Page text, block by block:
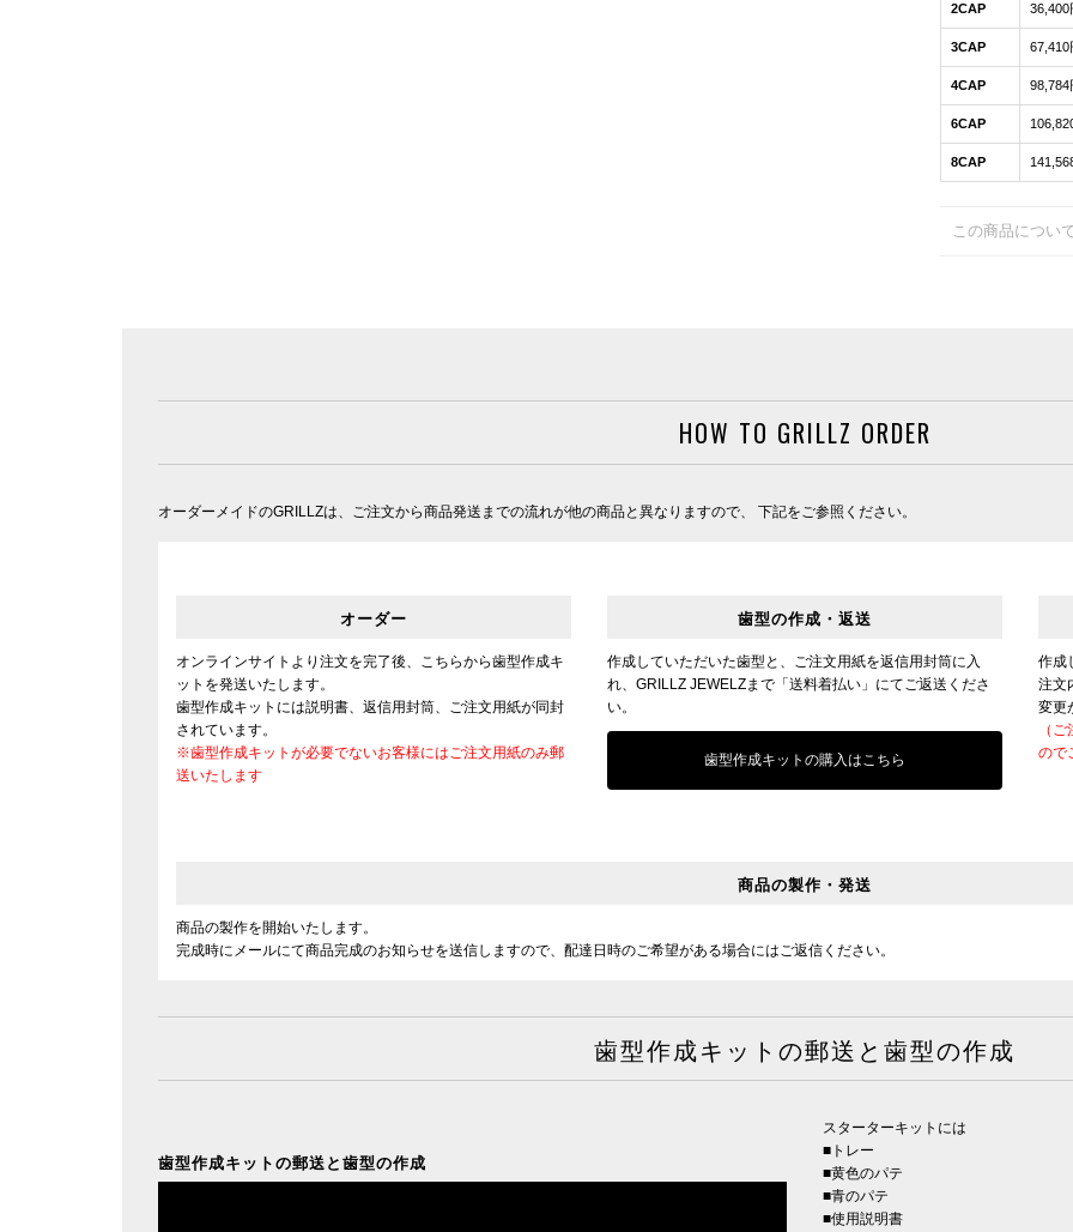
2CAP 36,400
3CAP 67,410
4CAP 98,784
6CAP
8CAP
この商品につい
HOW TO GRILLZ ORDER
オーダーメイドのGRILLZは、ご注文から商品発送までの流れが他の商品と異なりますので、 下記をご参照ください。
オーダー
オンラインサイトより注文を完了後、こちらから歯型作成キ
ットを発送いたします。
歯型作成キットには説明書、返信用封筒、ご注文用紙が同封
されています。
※歯型作成キットが必要でないお客様にはご注文用紙のみ郵
送いたします
歯型の作成・返送
作成していただいた歯型と、ご注文用紙を返信用封筒に入
れ、GRILLZ JEWELZまで「送料着払い」にてご返送くださ
い。
歯型作成キットの購入はこちら
作成
注文
変更
（
ので
商品の製作・発送
商品の製作を開始いたします。
完成時にメールにて商品完成のお知らせを送信しますので、配達日時のご希望がある場合にはご返信ください。
歯型作成キットの郵送と歯型の作成
歯型作成キットの郵送と歯型の作成
スターターキットには
■トレー
■黄色のパテ
■青のパテ
■使用説明書